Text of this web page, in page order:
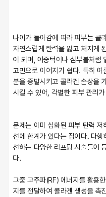
나이가 들어감에 따라 피부는 콜
자연스럽게 탄력을 잃고 처지게
이 되며, 이중턱이나 심부볼처럼
고민으로 이어지기 쉽다. 특히
분을 증발시키고 콜라겐 손상을
시킬 수 있어, 각별한 피부 관리
문제는 이미 심화된 피부 탄력
선에 한계가 있다는 점이다. 다행
선하는 다양한 리프팅 시술들이
다.
그중 고주파(RF) 에너지를 활용
지를 전달하여 콜라겐 생성을 촉